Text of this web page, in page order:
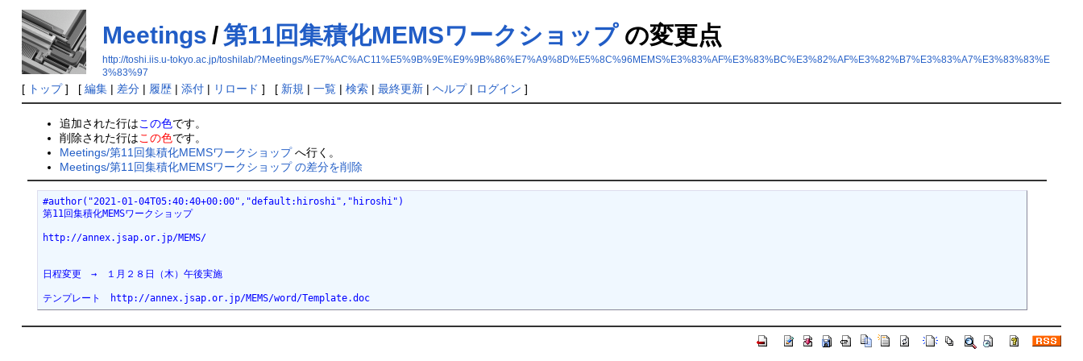
Meetings /第11回集積化MEMSワークショップの変更点
http://toshi.iis.u-tokyo.ac.jp/toshilab/?Meetings/%E7%AC%AC11%E5%9B%9E%E9%9B%86%E7%A9%8D%E5%8C%96MEMS%E3%83%AF%E3%83%BC%E3%82%AF%E3%82%B7%E3%83%A7%E3%83%83%E
3%83%97
[ トップ] [ 編集| 差分| 履歴| 添付| リロード ] [ 新規 | 一覧| 検索| 最終更新| ヘルプ| ログイン ]
追加された行はこの色です。
削除された行はこの色です。
Meetings/第11回集積化MEMSワークショップへ行く。
Meetings/第11回集積化MEMSワークショップ の差分を削除
#author("2021-01-04T05:40:40+00:00","default:hiroshi","hiroshi")
第11回集積化MEMSワークショップ
http://annex.jsap.or.jp/MEMS/
日程変更　→　１月２８日（木）午後実施
テンプレート　http://annex.jsap.or.jp/MEMS/word/Template.doc